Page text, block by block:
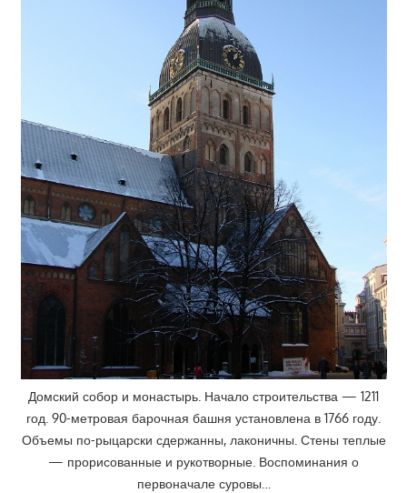
Домский собор и монастырь. Начало строительства — 1211
год. 90-метровая барочная башня установлена в 1766 году.
Объемы по-рыцарски сдержанны, лаконичны. Стены теплые
— прорисованные и рукотворные. Воспоминания о
первоначале суровы…